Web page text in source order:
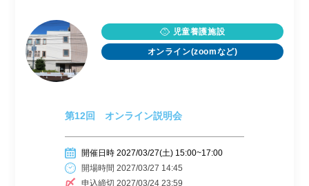
児童養護施設
オンライン(zoomなど)
第12回 オンライン説明会
開催日時 2027/03/27(土) 15:00~17:00
開場時間 2027/03/27 14:45
申込締切 2027/03/24 23:59